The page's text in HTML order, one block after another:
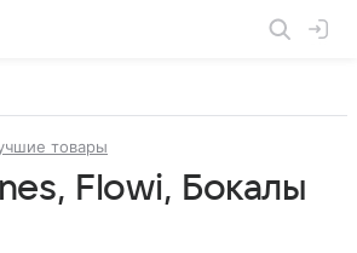
товары
Flowi, Бокалы